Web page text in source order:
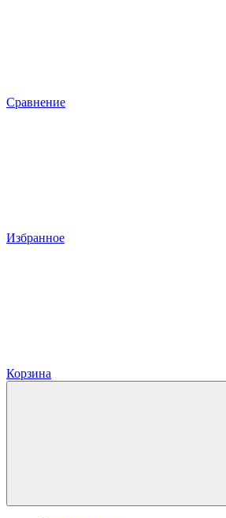
Сравнение
Избранное
Корзина